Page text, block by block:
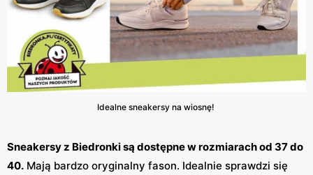
Idealne sneakersy na wiosnę!
Sneakersy z Biedronki są dostępne w rozmiarach od 37 do
40. Mają bardzo oryginalny fason. Idealnie sprawdzi się